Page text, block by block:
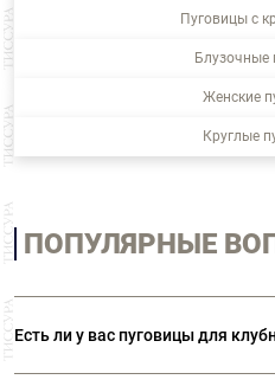
Пуговицы с
Блузочные
Женские
Круглые
ПОПУЛЯРНЫЕ
Есть ли у вас пуговицы для